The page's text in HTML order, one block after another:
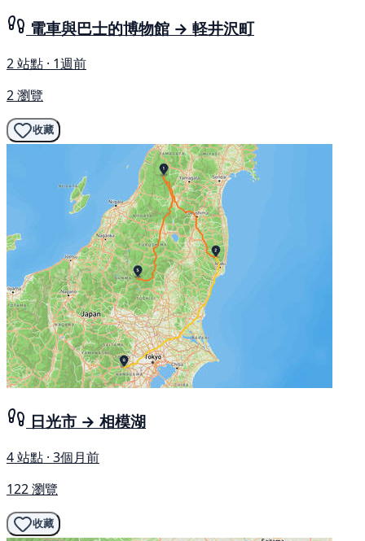
電車與巴士的博物館 → 軽井沢町
2 站點 · 1週前
2 瀏覽
收藏
日光市 → 相模湖
4 站點 · 3個月前
122 瀏覽
收藏